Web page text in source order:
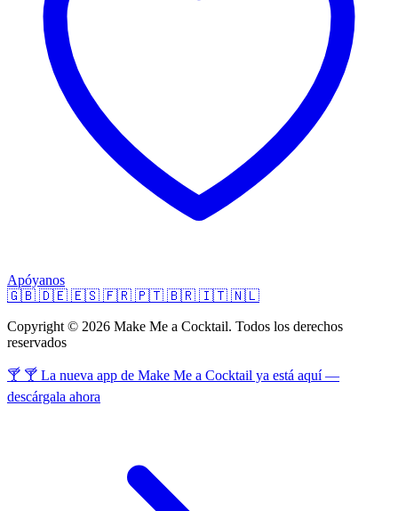
Apóyanos
🇬🇧 🇩🇪 🇪🇸 🇫🇷 🇵🇹 🇧🇷 🇮🇹 🇳🇱
Copyright © 2026 Make Me a Cocktail. Todos los derechos
reservados
🍸 🍸 La nueva app de Make Me a Cocktail ya está aquí —
descárgala ahora